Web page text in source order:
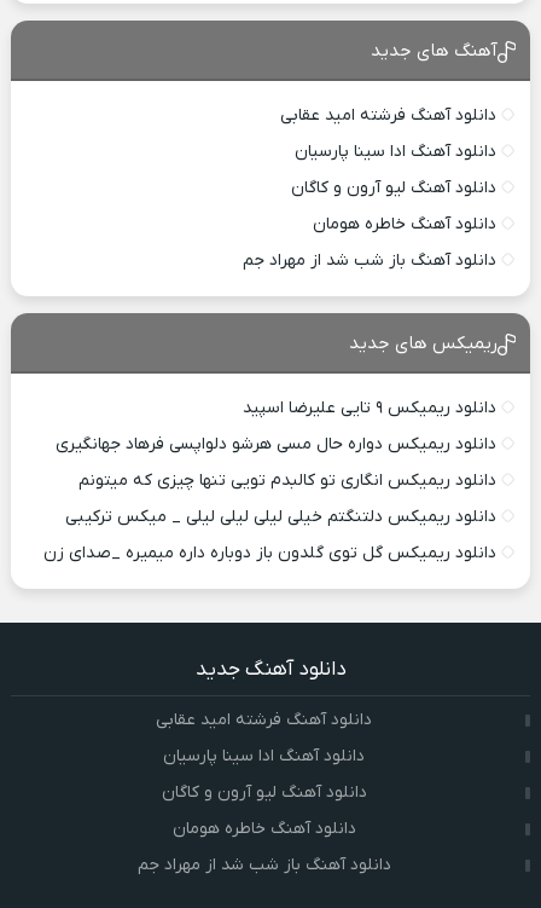
آهنگ های جدید
دانلود آهنگ فرشته امید عقابی
دانلود آهنگ ادا سینا پارسیان
دانلود آهنگ لیو آرون و کاگان
دانلود آهنگ خاطره هومان
دانلود آهنگ باز شب شد از مهراد جم
ریمیکس های جدید
دانلود ریمیکس ۹ تایی علیرضا اسپید
دانلود ریمیکس دواره حال مسی هرشو دلواپسی فرهاد جهانگیری
دانلود ریمیکس انگاری تو کالبدم تویی تنها چیزی که میتونم
دانلود ریمیکس دلتنگتم خیلی لیلی لیلی لیلی _ میکس ترکیبی
دانلود ریمیکس گل توی گلدون باز دوباره داره میمیره _صدای زن
دانلود آهنگ جدید
دانلود آهنگ فرشته امید عقابی
دانلود آهنگ ادا سینا پارسیان
دانلود آهنگ لیو آرون و کاگان
دانلود آهنگ خاطره هومان
دانلود آهنگ باز شب شد از مهراد جم